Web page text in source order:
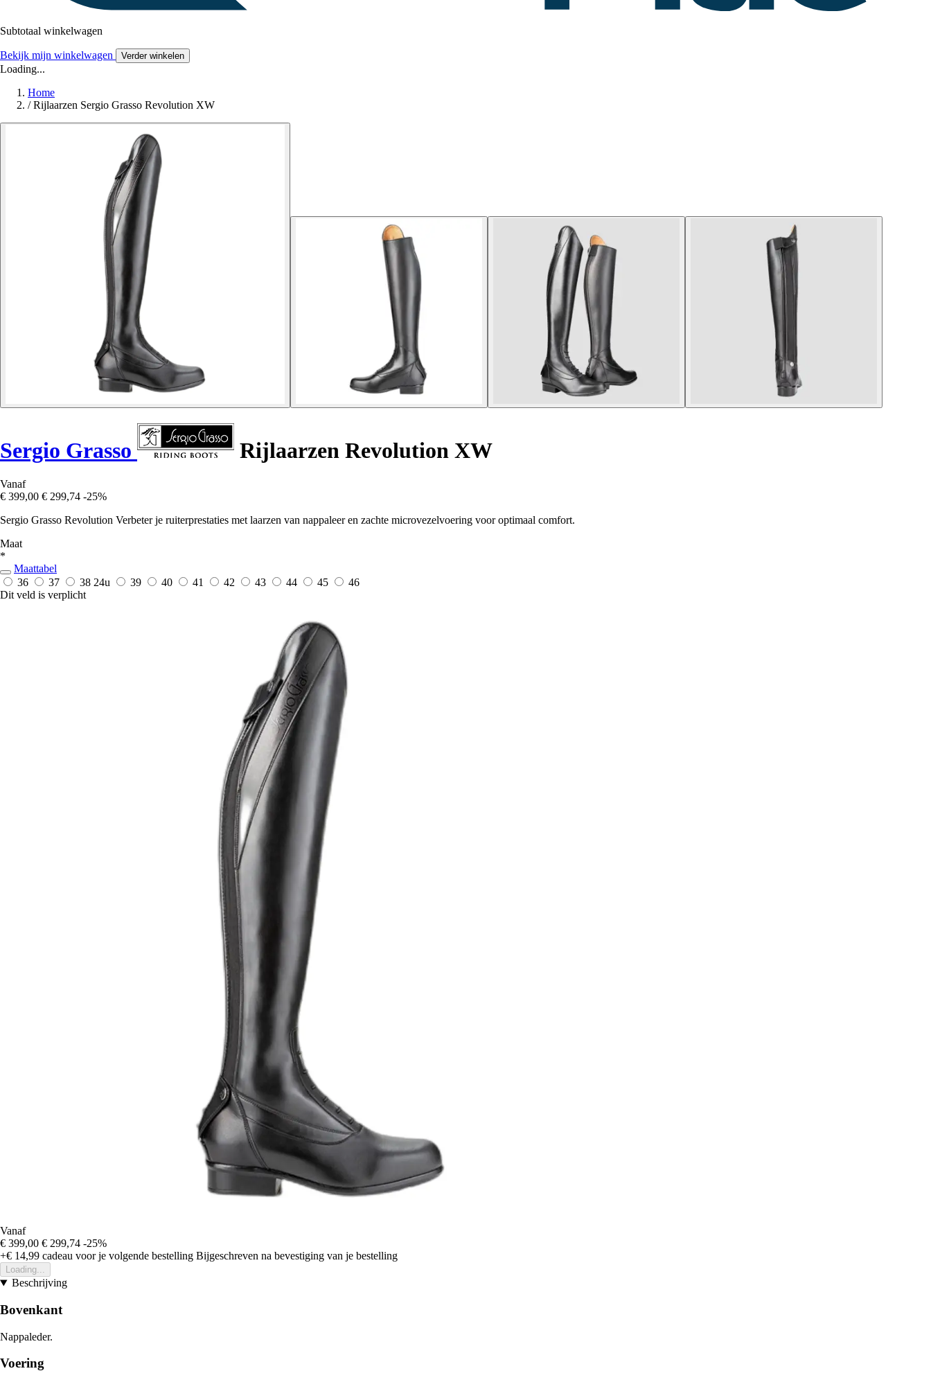
Subtotaal winkelwagen
Bekijk mijn winkelwagen Verder winkelen
Loading...
Home
/ Rijlaarzen Sergio Grasso Revolution XW
Sergio Grasso Rijlaarzen Revolution XW
Vanaf
€ 399,00 € 299,74 -25%
Sergio Grasso Revolution Verbeter je ruiterprestaties met laarzen van nappaleer en zachte microvezelvoering voor optimaal comfort.
Maat
*
Maattabel
36
37 38 24u 39 40 41 42 43 44 45
46
Dit veld is verplicht
Vanaf
€ 399,00 € 299,74 -25%
+€ 14,99 cadeau voor je volgende bestelling Bijgeschreven na bevestiging van je bestelling
Loading...
Beschrijving
Bovenkant
Nappaleder.
Voering